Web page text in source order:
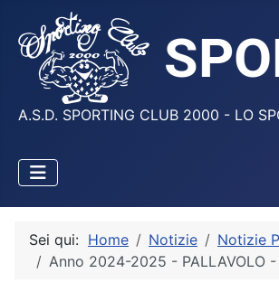
A.S.D. SPORTING CLUB 2000 - LO
Sei qui: Home Notizie
Notizie
Anno 2024-2025 - PALLAVOLO -